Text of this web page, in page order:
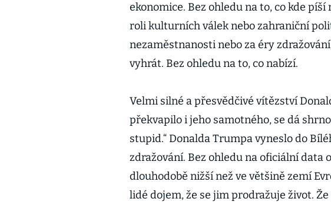
ekonomice. Bez ohledu na to, co kde
roli kulturních válek nebo zahraniční
nezaměstnanosti nebo za éry
vyhrát. Bez ohledu na to, co nabízí.
Velmi silné a přesvědčivé vítězství
překvapilo i jeho samotného, se dá
stupid.“ Donalda Trumpa vyneslo do
zdražování. Bez ohledu na oficiální data
dlouhodobě nižší než ve většině zemí
lidé dojem, že se jim prodražuje život.